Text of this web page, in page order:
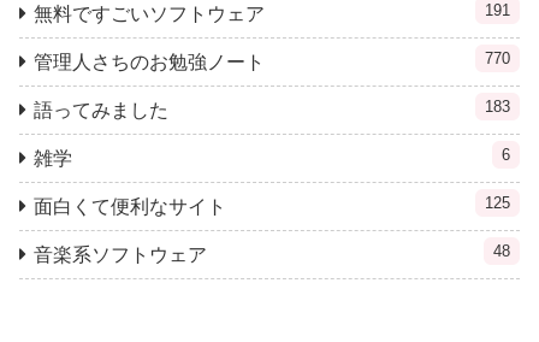
無料ですごいソフトウェア 191
管理人さちのお勉強ノート 770
語ってみました 183
雑学 6
面白くて便利なサイト 125
音楽系ソフトウェア 48